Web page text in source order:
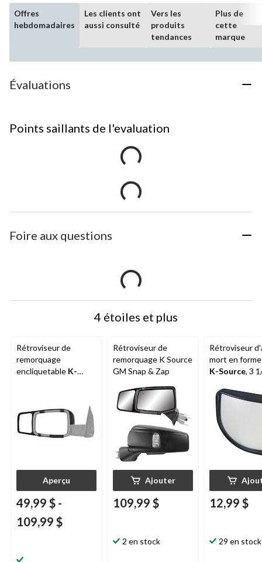
Offres
hebdomadaires
Les clients ont
aussi consulté
Vers les
produits
tendances
Plus de
cette
marque
Évaluations
Points saillants de l'evaluation
Foire aux questions
4 étoiles et plus
Rétroviseur de
remorquage
encliquetable K-
Aperçu
49,99 $ -
109,99 $
Rétroviseur de
remorquage K Source
GM Snap & Zap
Ajouter
109,99 $
2 en stock
Rétroviseur
mort en
K-Source, 3
12,99 $
29 en stock